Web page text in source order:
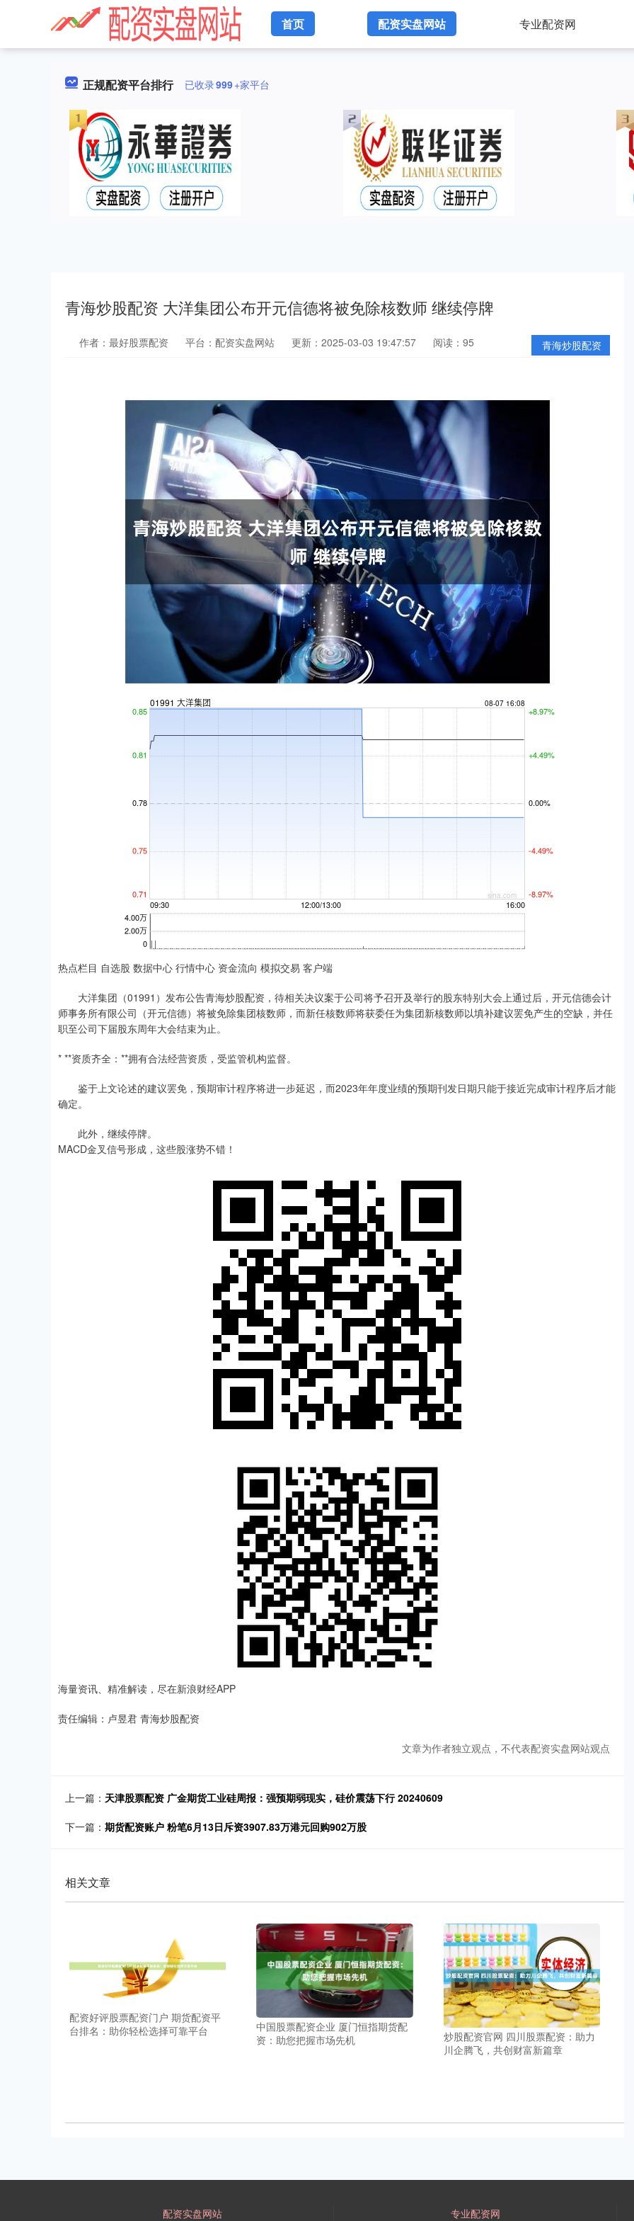
首页 配资实盘网站 专业配资网
正规配资平台排行 已收录999+家平台
青海炒股配资 大洋集团公布开元信德将被免除核数师 继续停牌
青海炒股配资
作者：最好股票配资 平台：配资实盘网站 更新：2025-03-03 19:47:57 阅读：95
热点栏目 自选股 数据中心 行情中心 资金流向 模拟交易 客户端
大洋集团（01991）发布公告青海炒股配资，待相关决议案于公司将予召开及举行的股东特别大会上通过后，开元信德会计
师事务所有限公司（开元信德）将被免除集团核数师，而新任核数师将获委任为集团新核数师以填补建议罢免产生的空缺，并任
职至公司下届股东周年大会结束为止。
* **资质齐全：**拥有合法经营资质，受监管机构监督。
鉴于上文论述的建议罢免，预期审计程序将进一步延迟，而2023年年度业绩的预期刊发日期只能于接近完成审计程序后才能
确定。
此外，继续停牌。
MACD金叉信号形成，这些股涨势不错！
海量资讯、精准解读，尽在新浪财经APP
责任编辑：卢昱君 青海炒股配资
文章为作者独立观点，不代表配资实盘网站观点
上一篇： 天津股票配资 广金期货工业硅周报：强预期弱现实，硅价震荡下行 20240609
下一篇： 期货配资账户 粉笔6月13日斥资3907.83万港元回购902万股
相关文章
配资好评股票配资门户 期货配资平
台排名：助你轻松选择可靠平台
中国股票配资企业 厦门恒指期货配
资：助您把握市场先机
炒股配资官网 四川股票配资：助力
川企腾飞，共创财富新篇章
配资实盘网站 专业配资网